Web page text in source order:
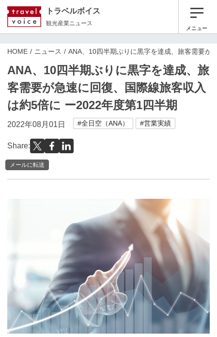
トラベルボイス
観光産業ニュース
メニュー
HOME ニュース ANA、10四半期ぶりに黒字を達成、旅客需要が
ANA、10四半期ぶりに黒字を達成、旅
客需要が急速に回復、国際線旅客収入
は約5倍に ー2022年度第1四半期
2022年08月01日 #全日空（ANA） #営業実績
Share:
メールに転送